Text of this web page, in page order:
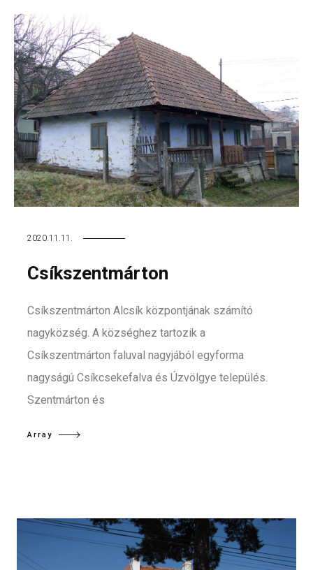
2020.11.11.
Csíkszentmárton
Csíkszentmárton Alcsík központjának számító
nagyközség. A községhez tartozik a
Csíkszentmárton faluval nagyjából egyforma
nagyságú Csíkcsekefalva és Úzvölgye település.
Szentmárton és
Array